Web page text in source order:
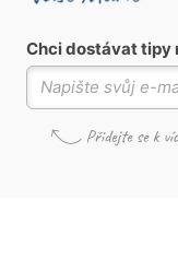
Chci dostávat tipy